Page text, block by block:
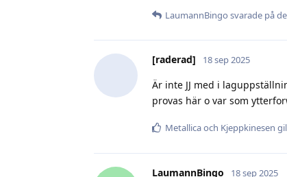
LaumannBingo svarade på
[raderad] 18 sep 2025
Är inte JJ med i
provas här o var som
Metallicaoch Kjeppkinesen
LaumannBingo 18 sep 2025